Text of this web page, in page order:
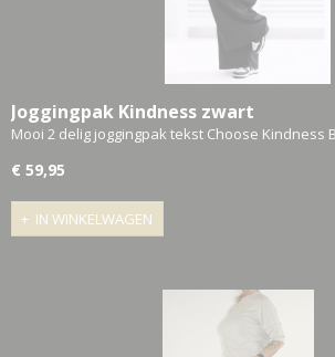
Joggingpak Kindness zwart
Mooi 2 delig joggingpak tekst Choose Kindness
€ 59,95
IN WINKELWAGEN